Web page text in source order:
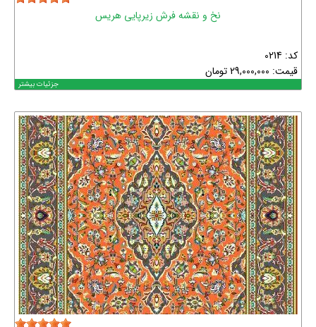
نخ و نقشه فرش زیرپایی هریس
کد: 0214
قیمت: 29,000,000تومان
جزئیات بیشتر